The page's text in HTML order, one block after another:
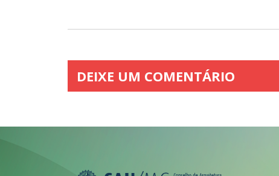
DEIXE UM COMENTÁRIO